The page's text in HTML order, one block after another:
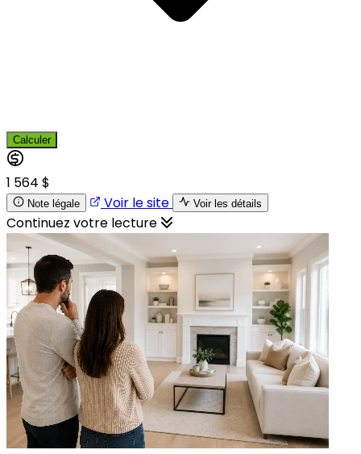
Calculer
1 564 $
Note légale Voir le site Voir les détails
Continuez votre lecture